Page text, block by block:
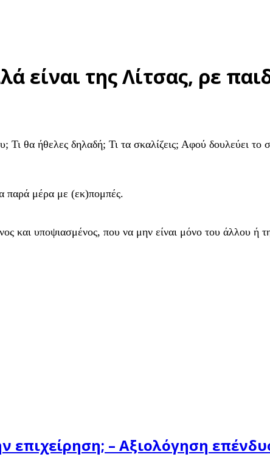
είναι της Λίτσας, ρε
Τι θα ήθελες δηλαδή; Τι τα σκαλίζεις; Αφού δουλεύει το
παρά μέρα με (εκ)πομπές.
και υποψιασμένος, που να μην είναι μόνο του άλλου ή
επιχείρηση; – Αξιολόγηση